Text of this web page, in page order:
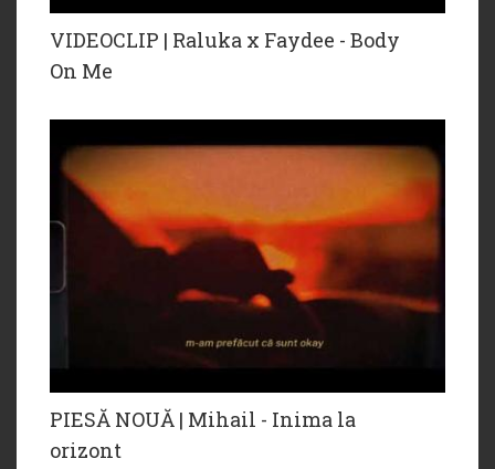
VIDEOCLIP | Raluka x Faydee - Body
On Me
PIESĂ NOUĂ | Mihail - Inima la
orizont